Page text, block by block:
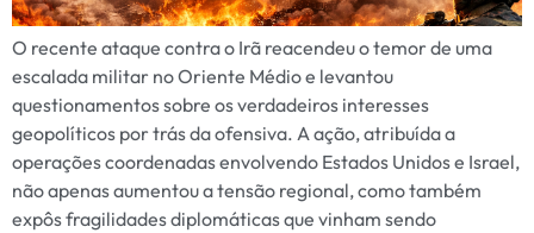
O recente ataque contra o Irã reacendeu o temor de uma
escalada militar no Oriente Médio e levantou
questionamentos sobre os verdadeiros interesses
geopolíticos por trás da ofensiva. A ação, atribuída a
operações coordenadas envolvendo Estados Unidos e Israel,
não apenas aumentou a tensão regional, como também
expôs fragilidades diplomáticas que vinham sendo